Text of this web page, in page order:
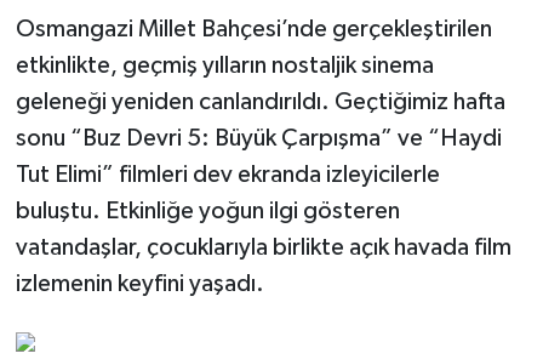
Osmangazi Millet Bahçesi’nde gerçekleştirilen
etkinlikte, geçmiş yılların nostaljik sinema
geleneği yeniden canlandırıldı. Geçtiğimiz hafta
sonu “Buz Devri 5: Büyük Çarpışma” ve “Haydi
Tut Elimi” filmleri dev ekranda izleyicilerle
buluştu. Etkinliğe yoğun ilgi gösteren
vatandaşlar, çocuklarıyla birlikte açık havada film
izlemenin keyfini yaşadı.